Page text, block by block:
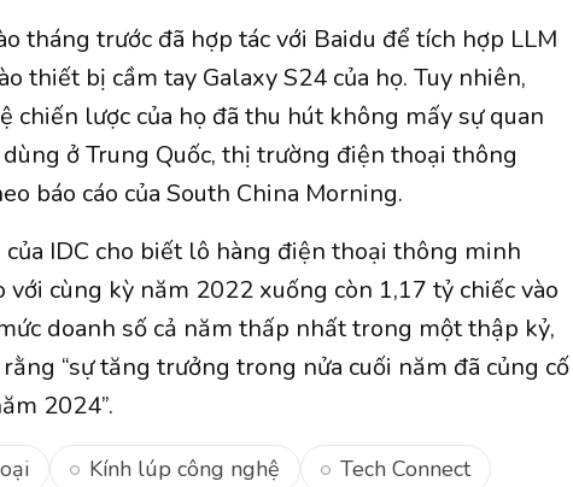
tháng trước đã hợp tác với Baidu để tích hợp LLM
thiết bị cầm tay Galaxy S24 của họ. Tuy nhiên,
chiến lược của họ đã thu hút không mấy sự quan
ở Trung Quốc, thị trường điện thoại thông
báo cáo của South China Morning.
của IDC cho biết lô hàng điện thoại thông minh
với cùng kỳ năm 2022 xuống còn 1,17 tỷ chiếc vào
doanh số cả năm thấp nhất trong một thập kỷ,
“sự tăng trưởng trong nửa cuối năm đã củng cố
2024”.
Kính lúp công nghệ Tech Connect